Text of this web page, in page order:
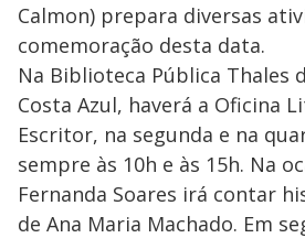
Calmon) prepara diversas
comemoração desta data.
Na Biblioteca Pública Thales
Costa Azul, haverá a Oficina
Escritor, na segunda e na
sempre às 10h e às 15h. Na
Fernanda Soares irá contar
de Ana Maria Machado. Em